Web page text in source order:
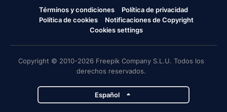
Términos y condiciones
Política de privacidad
Política de cookies
Notificaciones de Copyright
Cookies settings
Copyright © 2010-2026 Freepik Company S.L.U. Todos los
derechos reservados.
Español